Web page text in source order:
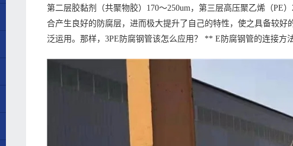
第二层胶黏剂（共聚物胶）170～250um，第三层高压聚乙烯（PE
合产生良好的防腐层，进而极大提升了自己的特性，使之具备较
泛运用。那样，3PE防腐钢管该怎么应用？ ** E防腐钢管的连接方